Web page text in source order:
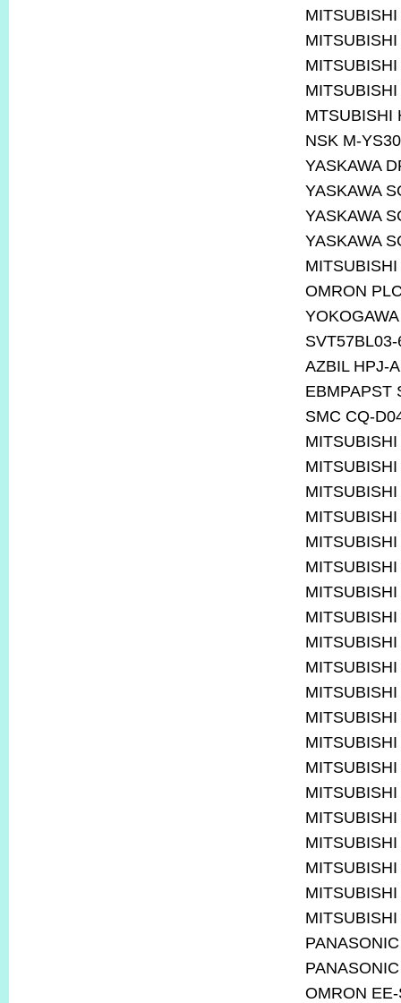
MTSUBISHI
NSK M-
YASKAWA
YASKAWA
YASKAWA
YASKAWA
OMRON
AZBIL HPJ-
EBMPAPST
SMC CQ-
OMRON